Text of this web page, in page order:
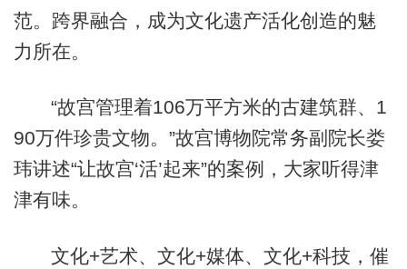
范。跨界融合，成为文化遗产活化创造的魅
力所在。
“故宫管理着106万平方米的古建筑群、1
90万件珍贵文物。”故宫博物院常务副院长娄
玮讲述“让故宫‘活’起来”的案例，大家听得津
津有味。
文化+艺术、文化+媒体、文化+科技，催